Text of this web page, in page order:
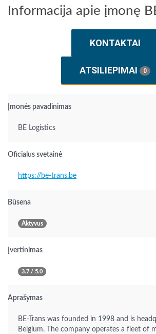
Informacija apie įmonę
KONTAKTAI
ATSILIEPIMAI 0
Įmonės pavadinimas
BE Logistics
Oficialus svetainė
https://be-trans.be
Būsena
Aktyvus
Įvertinimas
3.7 / 5.0
Aprašymas
BE-Trans was founded in 1998 and is
Belgium. The company operates a fleet of